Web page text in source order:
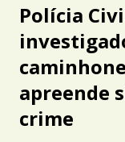
Polícia
apreende
crime